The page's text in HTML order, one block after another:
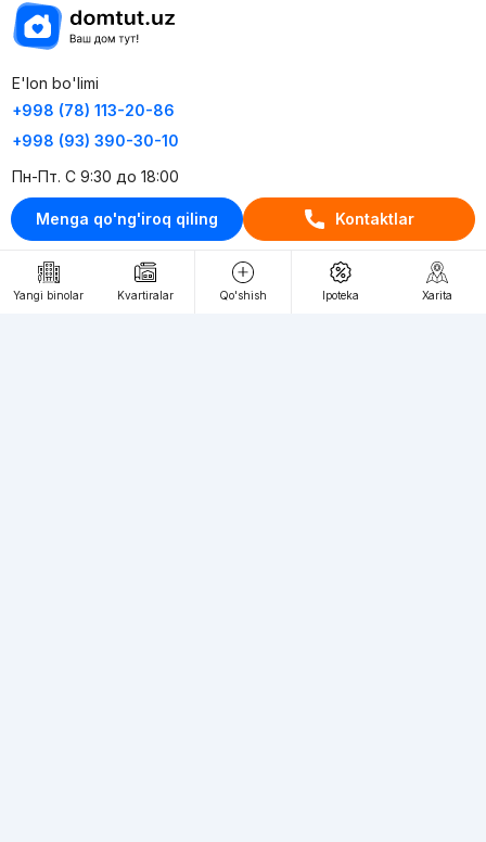
Menga qo'ng'iroq qiling Kontaktlar
Yangi binolar Kvartiralar Qo'shish Ipoteka Xarita
E'lon bo'limi
+998 (78) 113-20-86
+998 (93) 390-30-10
Пн-Пт. С 9:30 до 18:00
RU UZ
Kontaktlar